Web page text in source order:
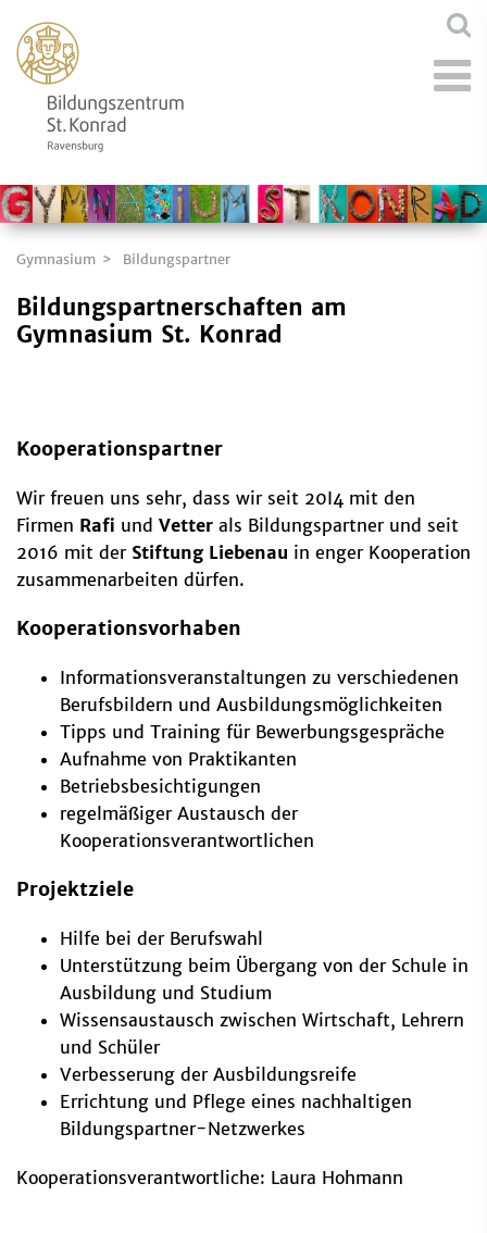
Gymnasium Bildungspartner
Bildungspartnerschaften am
Gymnasium St. Konrad
Kooperationspartner
Wir freuen uns sehr, dass wir seit 20I4 mit den
Firmen Rafi und Vetter als Bildungspartner und seit
2016 mit der Stiftung Liebenau in enger Kooperation
zusammenarbeiten dürfen.
Kooperationsvorhaben
Informationsveranstaltungen zu verschiedenen
Berufsbildern und Ausbildungsmöglichkeiten
Tipps und Training für Bewerbungsgespräche
Aufnahme von Praktikanten
Betriebsbesichtigungen
regelmäßiger Austausch der
Kooperationsverantwortlichen
Projektziele
Hilfe bei der Berufswahl
Unterstützung beim Übergang von der Schule in
Ausbildung und Studium
Wissensaustausch zwischen Wirtschaft, Lehrern
und Schüler
Verbesserung der Ausbildungsreife
Errichtung und Pflege eines nachhaltigen
Bildungspartner-Netzwerkes
Kooperationsverantwortliche: Laura Hohmann